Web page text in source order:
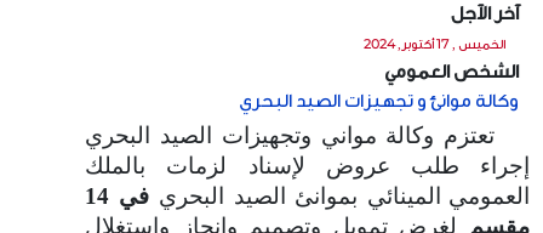
آخر الآجل
الخميس , 17 أكتوبر, 2024
الشخص العمومي
وكالة موانئ و تجهيزات الصيد البحري
تعتزم وكالة مواني وتجهيزات الصيد البحري
إجراء طلب عروض لإسناد لزمات بالملك
العمومي
المينائي بموانئ الصيد البحري
في 14
مقسم لغرض تمويل وتصميم وإنجاز واستغلال